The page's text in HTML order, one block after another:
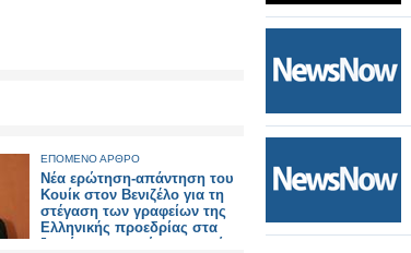
ΕΠΟΜΕΝΟ ΑΡΘΡΟ
Νέα ερώτηση-απάντηση του
Κουίκ στον Βενιζέλο για τη
στέγαση των γραφείων της
Ελληνικής προεδρίας στα
ξενοίκιαστα πρώην γραφεία